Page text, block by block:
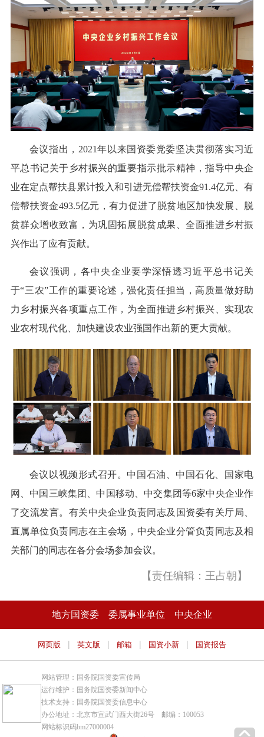
会议指出，2021年以来国资委党委坚决贯彻落实习近
平总书记关于乡村振兴的重要指示批示精神，指导中央企
业在定点帮扶县累计投入和引进无偿帮扶资金91.4亿元、有
偿帮扶资金493.5亿元，有力促进了脱贫地区加快发展、脱
贫群众增收致富，为巩固拓展脱贫成果、全面推进乡村振
兴作出了应有贡献。
会议强调，各中央企业要学深悟透习近平总书记关
于“三农”工作的重要论述，强化责任担当，高质量做好助
力乡村振兴各项重点工作，为全面推进乡村振兴、实现农
业农村现代化、加快建设农业强国作出新的更大贡献。
会议以视频形式召开。中国石油、中国石化、国家电
网、中国三峡集团、中国移动、中交集团等6家中央企业作
了交流发言。有关中央企业负责同志及国资委有关厅局、
直属单位负责同志在主会场，中央企业分管负责同志及相
关部门的同志在各分会场参加会议。
【责任编辑：王占朝】
地方国资委 委属事业单位 中央企业
网页版 | 英文版 | 邮箱 | 国资小新 | 国资报告
网站管理：国务院国资委宣传局
运行维护：国务院国资委新闻中心
技术支持：国务院国资委信息中心
办公地址：北京市宣武门西大街26号 邮编：100053
网站标识码bm27000004